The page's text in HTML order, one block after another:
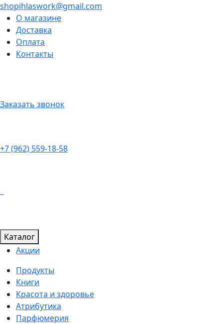
shopihlaswork@gmail.com
О магазине
Доставка
Оплата
Контакты
Заказать звонок
+7 (962) 559-18-58
Каталог
Акции
Продукты
Книги
Красота и здоровье
Атрибутика
Парфюмерия